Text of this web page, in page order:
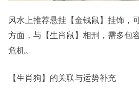
风水上推荐悬挂【金钱鼠】挂饰，
方面，与【生肖鼠】相刑，需多包
危机。
【生肖狗】的关联与运势补充